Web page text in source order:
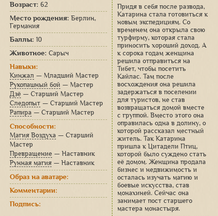
Возраст: 62
Место рождения: Берлин,
Германия
Баллы: 10
Животное: Сарыч
Навыки:
Кинжал — Младший Мастер
Рукопашный бой — Мастер
Дзё — Старший Мастер
Следопыт — Старший Мастер
Рапира — Старший Мастер
Способности:
Магия Воздуха — Старший
Мастер
Превращение — Наставник
Рунная магия — Наставник
Образ на аватаре:
Комментарии:
Подпись:
Придя в себя после развода,
Катарина стала готовиться к
новым экспедициям. Со
временем она открыла свою
турфирму, которая стала
приносить хороший доход. А
к сорока годам женщина
решила отправиться на
Тибет, чтобы посетить
Кайлас. Там после
восхождения она решила
задержаться в поселении
для туристов, не став
возвращаться домой вместе
с группой. Вместо этого она
оправилась одна в долину, о
которой рассказал местный
житель. Так Катарина
пришла к Цитадели Птиц,
которой было суждено стать
её домом. Женщина продала
бизнес и недвижимость и
осталась изучать магию и
боевые искусства, став
монахиней. Сейчас она
занимает пост старшего
мастера монастыря.